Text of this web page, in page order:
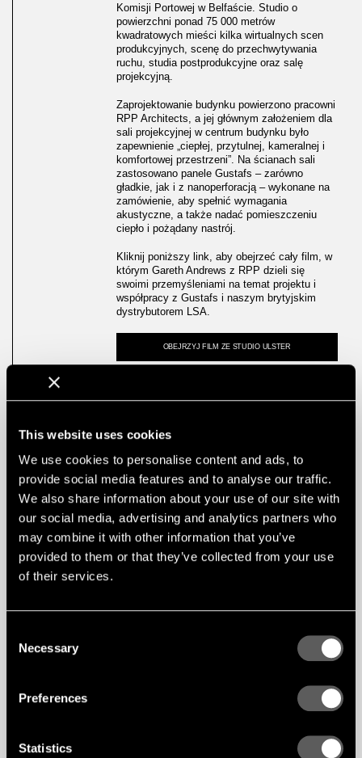
This website uses cookies
We use cookies to personalise content and ads, to
provide social media features and to analyse our traffic.
We also share information about your use of our site with
our social media, advertising and analytics partners who
may combine it with other information that you’ve
provided to them or that they’ve collected from your use
of their services.
Selection
Necessary
Preferences
Statistics
Komisji Portowej w Belfaście. Studio o
powierzchni ponad 75 000 metrów
kwadratowych mieści kilka wirtualnych scen
produkcyjnych, scenę do przechwytywania
ruchu, studia postprodukcyjne oraz salę
projekcyjną.
Zaprojektowanie budynku powierzono pracowni
RPP Architects, a jej głównym założeniem dla
sali projekcyjnej w centrum budynku było
zapewnienie „ciepłej, przytulnej, kameralnej i
komfortowej przestrzeni”. Na ścianach sali
zastosowano panele Gustafs – zarówno
gładkie, jak i z nanoperforacją – wykonane na
zamówienie, aby spełnić wymagania
akustyczne, a także nadać pomieszczeniu
ciepło i pożądany nastrój.
Kliknij poniższy link, aby obejrzeć cały film, w
którym Gareth Andrews z RPP dzieli się
swoimi przemyśleniami na temat projektu i
współpracy z Gustafs i naszym brytyjskim
dystrybutorem LSA.
OBEJRZYJ FILM ZE STUDIO ULSTER